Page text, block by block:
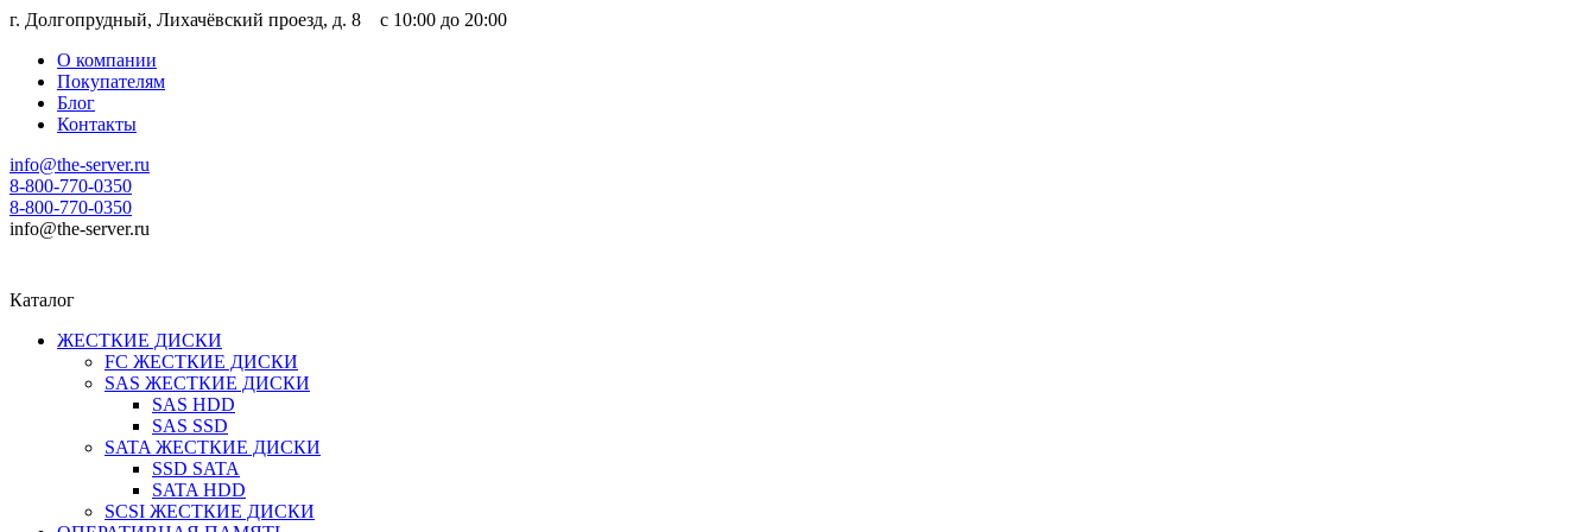
г. Долгопрудный, Лихачёвский проезд, д. 8 c 10:00 до 20:00
О компании
Покупателям
Блог
Контакты
info@the-server.ru
8-800-770-0350
8-800-770-0350
info@the-server.ru
Каталог
ЖЕСТКИЕ ДИСКИ
FC ЖЕСТКИЕ ДИСКИ
SAS ЖЕСТКИЕ ДИСКИ
SAS HDD
SAS SSD
SATA ЖЕСТКИЕ ДИСКИ
SSD SATA
SATA HDD
SCSI ЖЕСТКИЕ ДИСКИ